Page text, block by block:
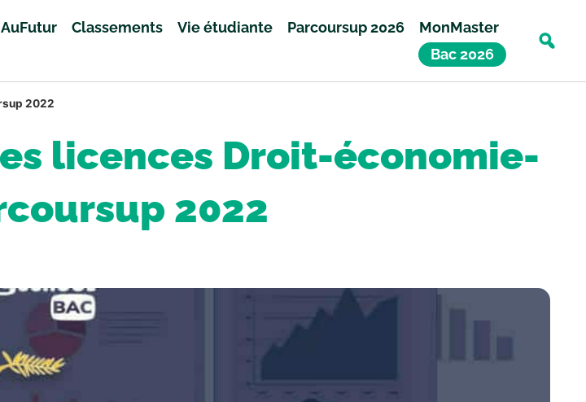
Classements Vie étudiante Parcoursup 2026
MonMaster
Bac 2026
2022
licences Droit-économie-
2022